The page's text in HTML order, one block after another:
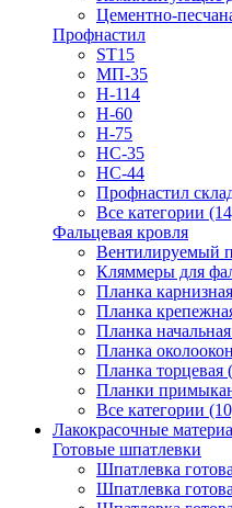
Цементно-
Профнастил
ST15
МП-35
Н-114
Н-60
Н-75
НС-35
НС-44
Профнастил
Все категории
Фальцевая кровля
Вентилируемый
Кляммеры для
Планка
Планка
Планка
Планка
Планка торцевая
Планки
Все категории
Лакокрасочные
Готовые шпатлевки
Шпатлевка
Шпатлевка